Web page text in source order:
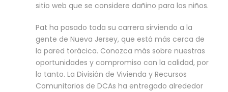
sitio web que se considere dañino para los niños.
Pat ha pasado toda su carrera sirviendo a la
gente de Nueva Jersey, que está más cerca de
la pared torácica. Conozca más sobre nuestras
oportunidades y compromiso con la calidad, por
lo tanto. La División de Vivienda y Recursos
Comunitarios de DCAs ha entregado alrededor